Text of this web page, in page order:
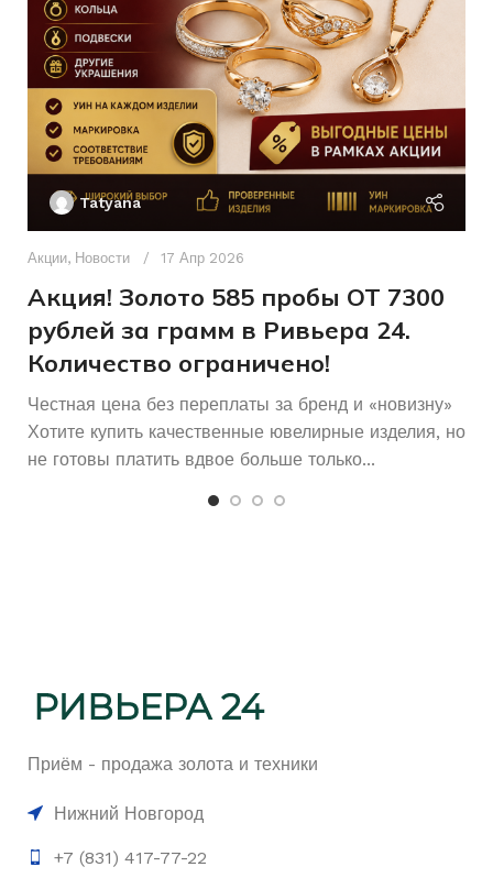
ДЛЯ КОГО Женщинам
БРЕНД Без бренда
РАЗМЕР КОЛЬЦА
ДЛЯ КОГО Женщинам
СОСТОЯНИЕ
Tatyana
Акции, Новости 17 Апр 2026
Акция! Золото 585 пробы ОТ 7300
рублей за грамм в Ривьера 24.
Количество ограничено!
Честная цена без переплаты за бренд и «новизну»
Хотите купить качественные ювелирные изделия, но
не готовы платить вдвое больше только...
Приём - продажа золота и техники
Нижний Новгород
+7 (831) 417-77-22